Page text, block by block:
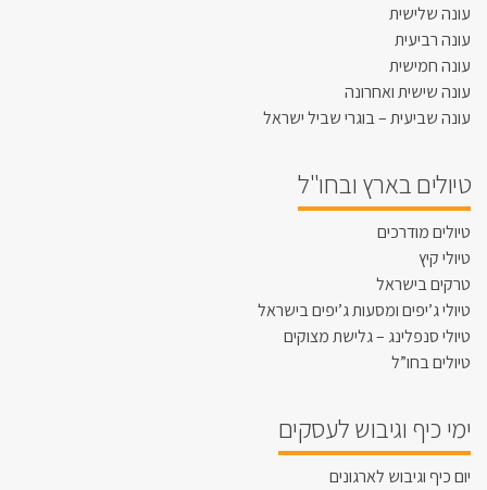
עונה שלישית
עונה רביעית
עונה חמישית
עונה שישית ואחרונה
עונה שביעית – בוגרי שביל ישראל
טיולים בארץ ובחו"ל
טיולים מודרכים
טיולי קיץ
טרקים בישראל
טיולי ג’יפים ומסעות ג’יפים בישראל
טיולי סנפלינג – גלישת מצוקים
טיולים בחו”ל
ימי כיף וגיבוש לעסקים
יום כיף וגיבוש לארגונים